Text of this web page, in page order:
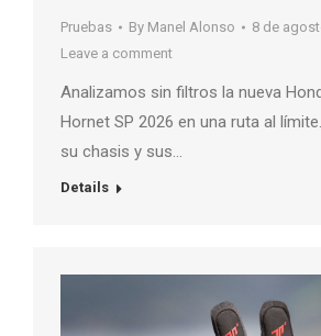
Pruebas By Manel Alonso
8 de
Leave a comment
Analizamos sin filtros la nueva
Hornet SP 2026 en una ruta al
su chasis y sus…
Details